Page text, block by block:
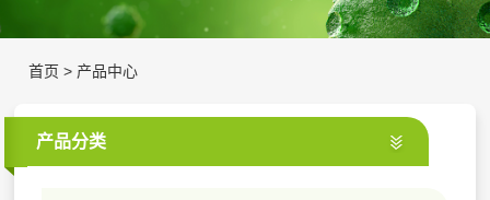
首页 > 产品中心
产品分类